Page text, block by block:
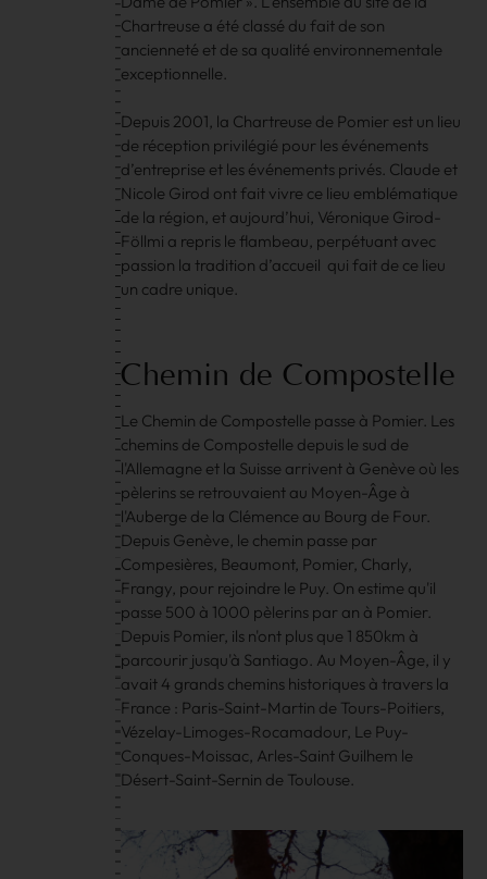
Chartreuse a été classé du fait de son
ancienneté et de sa qualité environnementale
exceptionnelle.
Depuis 2001, la Chartreuse de Pomier est un lieu
de réception privilégié pour les événements
d’entreprise et les événements privés. Claude et
Nicole Girod ont fait vivre ce lieu emblématique
de la région, et aujourd’hui, Véronique Girod-
Föllmi a repris le flambeau, perpétuant avec
passion la tradition d’accueil qui fait de ce lieu
un cadre unique.
Chemin de Compostelle
Le Chemin de Compostelle passe à Pomier. Les
chemins de Compostelle depuis le sud de
l'Allemagne et la Suisse arrivent à Genève où les
pèlerins se retrouvaient au Moyen-Âge à
l'Auberge de la Clémence au Bourg de Four.
Depuis Genève, le chemin passe par
Compesières, Beaumont, Pomier, Charly,
Frangy, pour rejoindre le Puy. On estime qu'il
passe 500 à 1000 pèlerins par an à Pomier.
Depuis Pomier, ils n'ont plus que 1 850km à
parcourir jusqu'à Santiago. Au Moyen-Âge, il y
avait 4 grands chemins historiques à travers la
France : Paris-Saint-Martin de Tours-Poitiers,
Vézelay-Limoges-Rocamadour, Le Puy-
Conques-Moissac, Arles-Saint Guilhem le
Désert-Saint-Sernin de Toulouse.